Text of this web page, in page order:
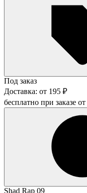
Под заказ
Доставка: от 195 ₽
бесплатно при заказе от
Shad Rap 09